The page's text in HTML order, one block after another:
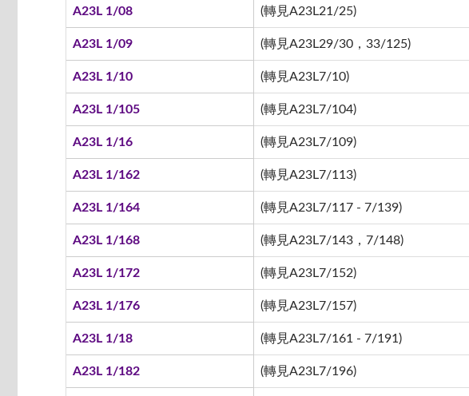
A23L 1/08 (轉見A23L21/25)
A23L 1/09 (轉見A23L29/30，33/125)
A23L 1/10 (轉見A23L7/10)
A23L 1/105 (轉見A23L7/104)
A23L 1/16 (轉見A23L7/109)
A23L 1/162 (轉見A23L7/113)
A23L 1/164 (轉見A23L7/117 - 7/139)
A23L 1/168 (轉見A23L7/143，7/148)
A23L 1/172 (轉見A23L7/152)
A23L 1/176 (轉見A23L7/157)
A23L 1/18 (轉見A23L7/161 - 7/191)
A23L 1/182 (轉見A23L7/196)